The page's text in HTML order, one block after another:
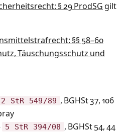
§ 29 ProdSG gilt
§§ 58–60
Täuschungsschutz und
2 StR 549/89 , BGHSt 37, 106
5 StR 394/08 , BGHSt 54, 44